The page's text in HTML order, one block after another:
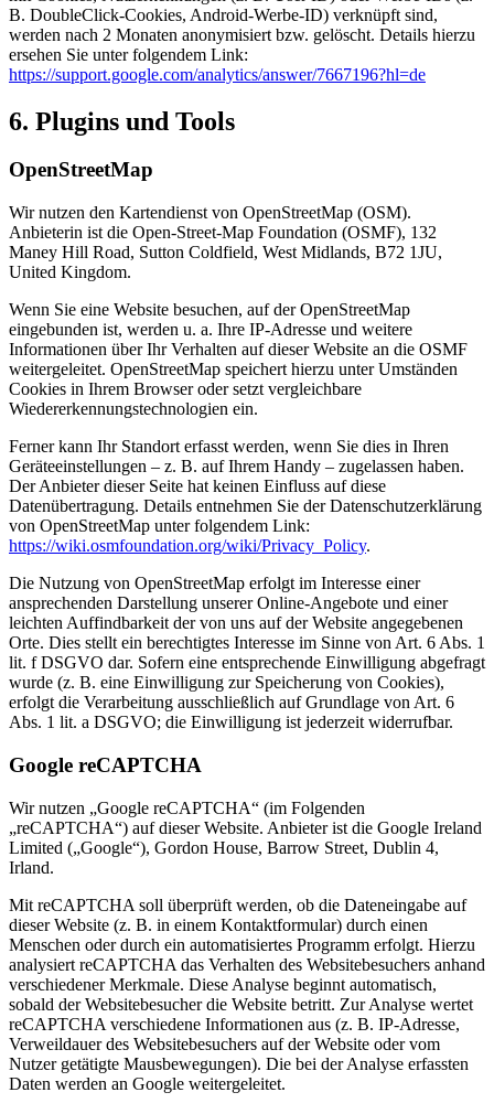
B. DoubleClick-Cookies, Android-Werbe-ID) verknüpft sind,
werden nach 2 Monaten anonymisiert bzw. gelöscht. Details hierzu
ersehen Sie unter folgendem Link:
https://support.google.com/analytics/answer/7667196?hl=de
6. Plugins und Tools
OpenStreetMap
Wir nutzen den Kartendienst von OpenStreetMap (OSM).
Anbieterin ist die Open-Street-Map Foundation (OSMF), 132
Maney Hill Road, Sutton Coldfield, West Midlands, B72 1JU,
United Kingdom.
Wenn Sie eine Website besuchen, auf der OpenStreetMap
eingebunden ist, werden u. a. Ihre IP-Adresse und weitere
Informationen über Ihr Verhalten auf dieser Website an die OSMF
weitergeleitet. OpenStreetMap speichert hierzu unter Umständen
Cookies in Ihrem Browser oder setzt vergleichbare
Wiedererkennungstechnologien ein.
Ferner kann Ihr Standort erfasst werden, wenn Sie dies in Ihren
Geräteeinstellungen – z. B. auf Ihrem Handy – zugelassen haben.
Der Anbieter dieser Seite hat keinen Einfluss auf diese
Datenübertragung. Details entnehmen Sie der Datenschutzerklärung
von OpenStreetMap unter folgendem Link:
https://wiki.osmfoundation.org/wiki/Privacy_Policy.
Die Nutzung von OpenStreetMap erfolgt im Interesse einer
ansprechenden Darstellung unserer Online-Angebote und einer
leichten Auffindbarkeit der von uns auf der Website angegebenen
Orte. Dies stellt ein berechtigtes Interesse im Sinne von Art. 6 Abs. 1
lit. f DSGVO dar. Sofern eine entsprechende Einwilligung abgefragt
wurde (z. B. eine Einwilligung zur Speicherung von Cookies),
erfolgt die Verarbeitung ausschließlich auf Grundlage von Art. 6
Abs. 1 lit. a DSGVO; die Einwilligung ist jederzeit widerrufbar.
Google reCAPTCHA
Wir nutzen „Google reCAPTCHA“ (im Folgenden
„reCAPTCHA“) auf dieser Website. Anbieter ist die Google Ireland
Limited („Google“), Gordon House, Barrow Street, Dublin 4,
Irland.
Mit reCAPTCHA soll überprüft werden, ob die Dateneingabe auf
dieser Website (z. B. in einem Kontaktformular) durch einen
Menschen oder durch ein automatisiertes Programm erfolgt. Hierzu
analysiert reCAPTCHA das Verhalten des Websitebesuchers anhand
verschiedener Merkmale. Diese Analyse beginnt automatisch,
sobald der Websitebesucher die Website betritt. Zur Analyse wertet
reCAPTCHA verschiedene Informationen aus (z. B. IP-Adresse,
Verweildauer des Websitebesuchers auf der Website oder vom
Nutzer getätigte Mausbewegungen). Die bei der Analyse erfassten
Daten werden an Google weitergeleitet.